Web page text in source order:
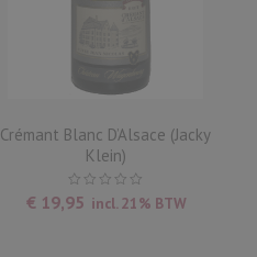
Crémant Blanc D’Alsace (Jacky
Klein)
€ 19,95 incl. 21% BTW